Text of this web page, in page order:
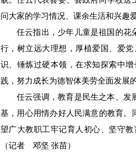
问大家的学习情况、课余生活和兴趣
任云指出，少年儿童是祖国的花
行，树立远大理想，厚植爱国、爱
识、锤炼过硬本领，在求知探索中
践，努力成长为德智体美劳全面发展
任云强调，教育是民生之本、发
基，用心用情办好人民满意的教育
望广大教职工牢记育人初心、坚守
（记者 邓坚 张苗）